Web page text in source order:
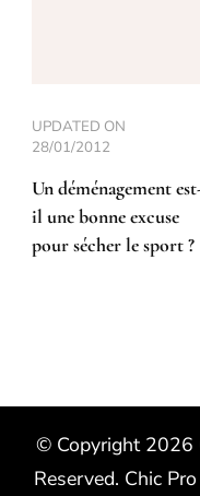
UPDATED ON
28/01/2012
Un déménagement
il une bonne excuse
pour sécher le sport ?
© Copyright 2026
Reserved. Chic